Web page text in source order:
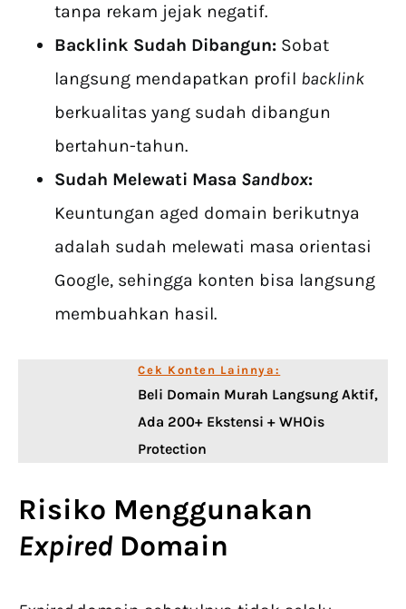
tanpa rekam jejak negatif.
Backlink Sudah Dibangun: Sobat
langsung mendapatkan profil backlink
berkualitas yang sudah dibangun
bertahun-tahun.
Sudah Melewati Masa Sandbox:
Keuntungan aged domain berikutnya
adalah sudah melewati masa orientasi
Google, sehingga konten bisa langsung
membuahkan hasil.
Cek Konten Lainnya:
Beli Domain Murah Langsung Aktif,
Ada 200+ Ekstensi + WHOis
Protection
Risiko Menggunakan
Expired Domain